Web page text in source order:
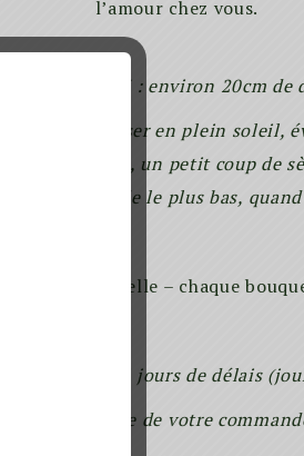
l’amour chez vous.
unique – M : environ 20cm de
Evitez de l’exposer en plein soleil,
la poussière, un petit coup de
sur le mode le plus bas, quand
contractuelle – chaque
minimum 3 jours de délais
en main propre de votre